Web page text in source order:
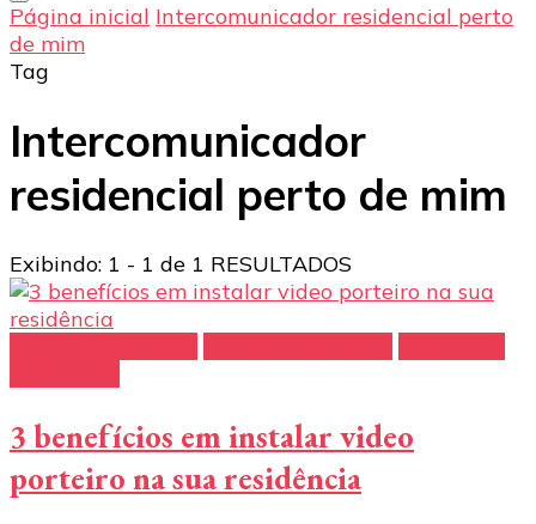
Página inicial Intercomunicador residencial perto
de mim
Tag
Intercomunicador
residencial perto de mim
Exibindo: 1 - 1 de 1 RESULTADOS
3 benefícios em instalar video
porteiro na sua residência